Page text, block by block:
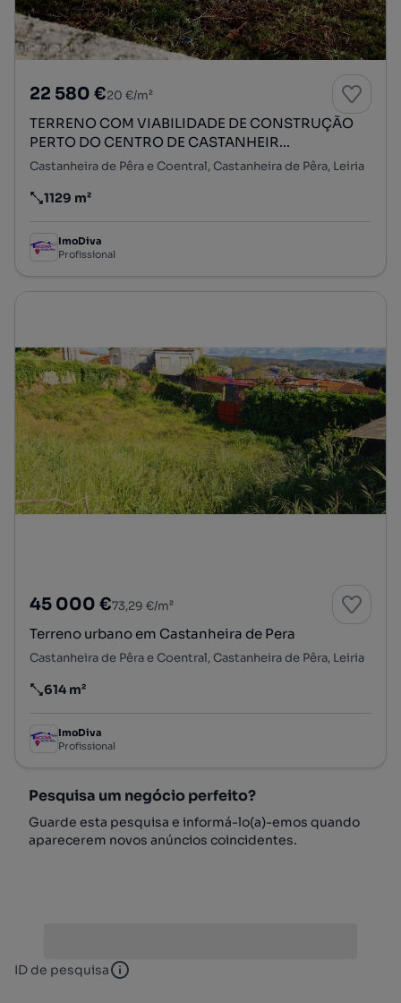
22 580 €20 €/m²
TERRENO COM VIABILIDADE DE CONSTRUÇÃO
PERTO DO CENTRO DE CASTANHEIR...
Castanheira de Pêra e Coentral, Castanheira de Pêra, Leiria
Preço por metro quadrado
1129 m²
ImoDiva
Profissional
45 000 €73,29 €/m²
Terreno urbano em Castanheira de Pera
Castanheira de Pêra e Coentral, Castanheira de Pêra, Leiria
Preço por metro quadrado
614 m²
ImoDiva
Profissional
Pesquisa um negócio perfeito?
Guarde esta pesquisa e informá-lo(a)-emos quando
aparecerem novos anúncios coincidentes.
ID de pesquisa ID de pesquisa